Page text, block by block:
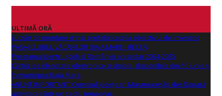
ULTIMĂ ORĂ
Lucrări de montare grinzi prefabricate la obiectivul de investitie
PASAJ CLUBUL VĂCARILOR (BAIA MARE - RECEA)
Programul pentru școli al României an școlar 2024-2025
Cărțile de identitate electronice și simple, disponibile din 10 iunie și
în municipiul Baia Mare
ANUNŢ IMPORTANT! Consiliul Județean Maramureș își desfășoară
activitatea într-un sediu temporar.